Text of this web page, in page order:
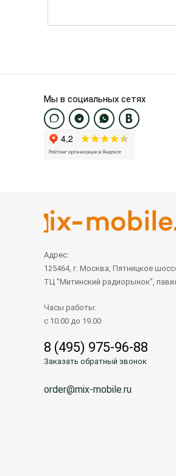
Мы в социальных сетях
Адрес:
125464, г. Москва, Пятницкое
ТЦ "Митинский радиорынок",
Часы работы:
с 10.00 до 19.00
8 (495) 975-96-88
Заказать обратный звонок
order@mix-mobile.ru